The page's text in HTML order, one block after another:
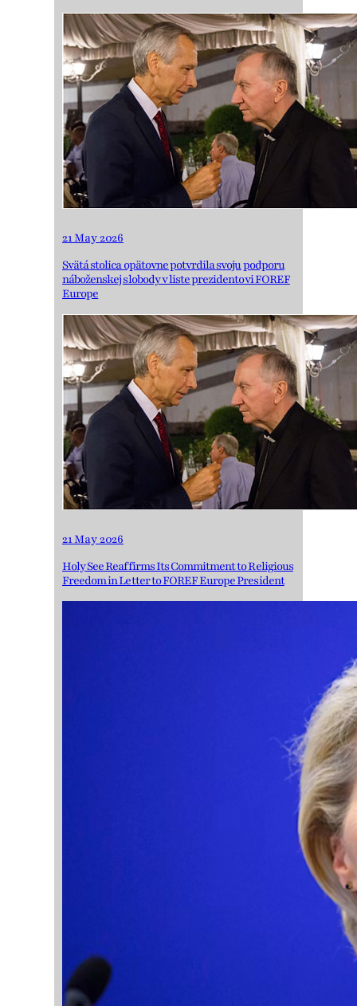
21 May 2026
Svätá stolica opätovne potvrdila svoju podporu
náboženskej slobody v liste prezidentovi FOREF
Europe
21 May 2026
Holy See Reaffirms Its Commitment to Religious
Freedom in Letter to FOREF Europe President